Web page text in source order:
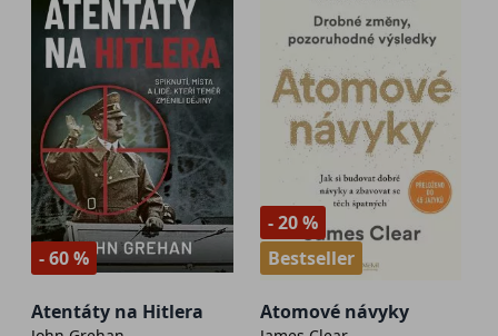
- 60 %
Atentáty na Hitlera
- 20 %
Bestseller
Atomové návyky